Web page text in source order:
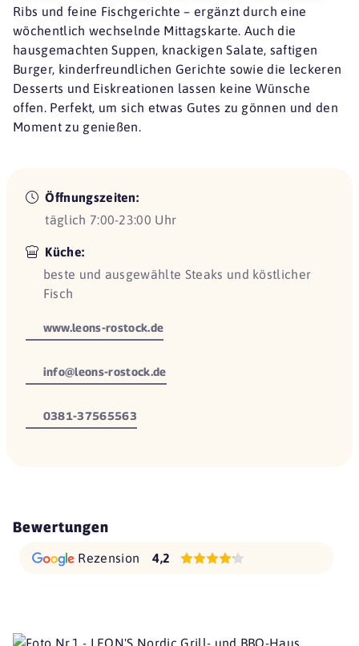
Ribs und feine Fischgerichte – ergänzt durch eine
wöchentlich wechselnde Mittagskarte. Auch die
hausgemachten Suppen, knackigen Salate, saftigen
Burger, kinderfreundlichen Gerichte sowie die leckeren
Desserts und Eiskreationen lassen keine Wünsche
offen. Perfekt, um sich etwas Gutes zu gönnen und den
Moment zu genießen.
Öffnungszeiten:
täglich 7:00-23:00 Uhr
Küche:
beste und ausgewählte Steaks und köstlicher
Fisch
www.leons-rostock.de
info@leons-rostock.de
0381-37565563
Bewertungen
Rezension 4,2